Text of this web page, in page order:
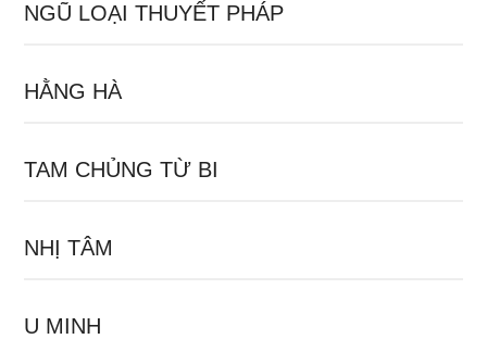
NGŨ LOẠI THUYẾT PHÁP
HẰNG HÀ
TAM CHỦNG TỪ BI
NHỊ TÂM
U MINH